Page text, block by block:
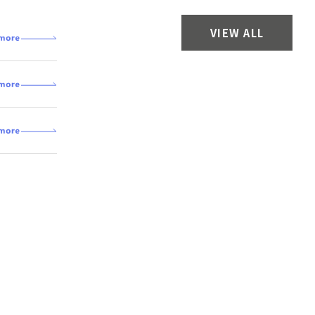
VIEW ALL